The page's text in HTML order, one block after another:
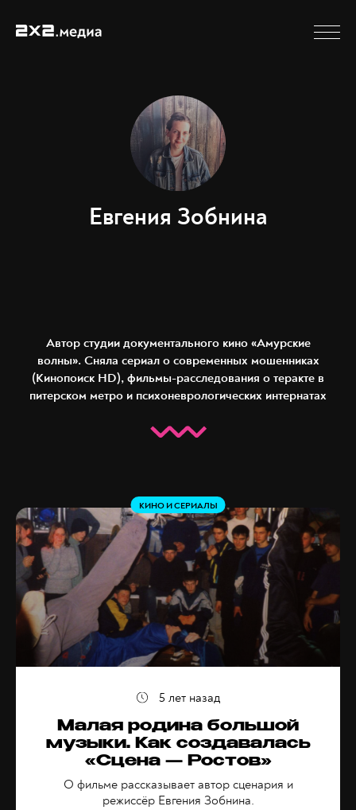
Евгения Зобнина
Автор студии документального кино «Амурские
волны». Сняла сериал о современных мошенниках
(Кинопоиск HD), фильмы-расследования о теракте в
питерском метро и психоневрологических интернатах
Малая родина большой
музыки. Как создавалась
«‎Сцена — Ростов»
О фильме рассказывает автор сценария и
режиссёр Евгения Зобнина.
КИНО И СЕРИАЛЫ
5 лет назад